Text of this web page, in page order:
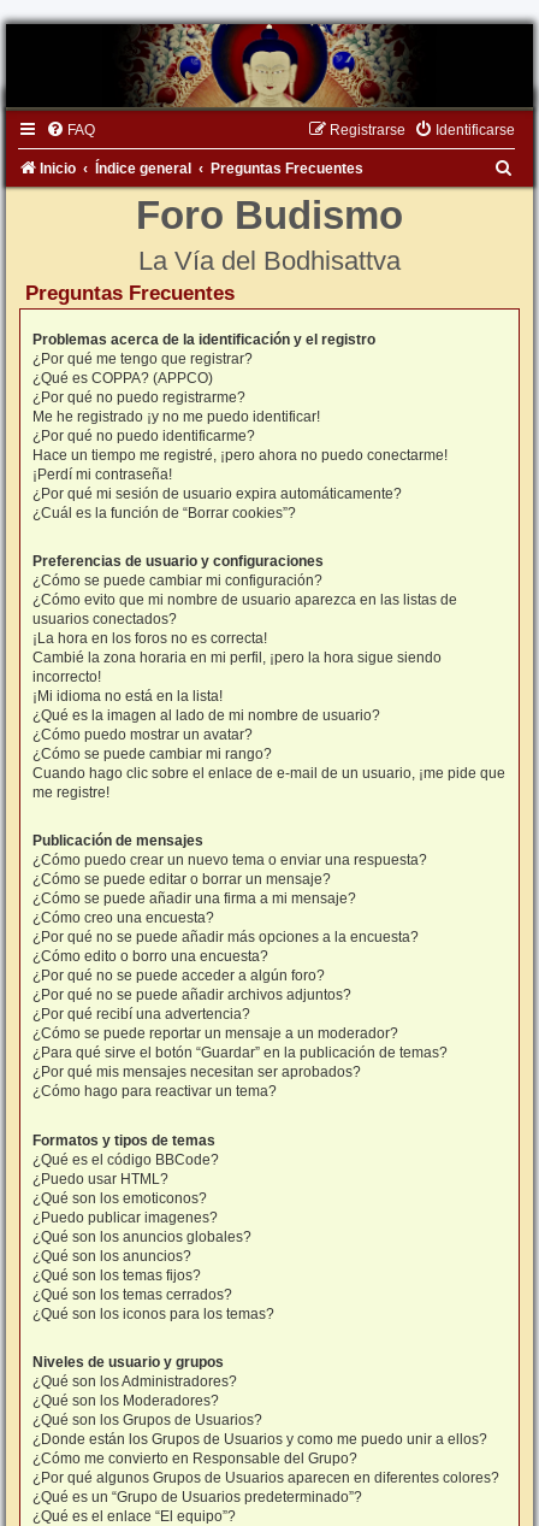
FAQ Identificarse
Registrarse
Inicio Índice general Preguntas Frecuentes
Foro Budismo
La Vía del Bodhisattva
Preguntas Frecuentes
Problemas acerca de la identificación y el registro
¿Por qué me tengo que registrar?
¿Qué es COPPA? (APPCO)
¿Por qué no puedo registrarme?
Me he registrado ¡y no me puedo identificar!
¿Por qué no puedo identificarme?
Hace un tiempo me registré, ¡pero ahora no puedo conectarme!
¡Perdí mi contraseña!
¿Por qué mi sesión de usuario expira automáticamente?
¿Cuál es la función de “Borrar cookies”?
Preferencias de usuario y configuraciones
¿Cómo se puede cambiar mi configuración?
¿Cómo evito que mi nombre de usuario aparezca en las listas de
usuarios conectados?
¡La hora en los foros no es correcta!
Cambié la zona horaria en mi perfil, ¡pero la hora sigue siendo
incorrecto!
¡Mi idioma no está en la lista!
¿Qué es la imagen al lado de mi nombre de usuario?
¿Cómo puedo mostrar un avatar?
¿Cómo se puede cambiar mi rango?
Cuando hago clic sobre el enlace de e-mail de un usuario, ¡me pide que
me registre!
Publicación de mensajes
¿Cómo puedo crear un nuevo tema o enviar una respuesta?
¿Cómo se puede editar o borrar un mensaje?
¿Cómo se puede añadir una firma a mi mensaje?
¿Cómo creo una encuesta?
¿Por qué no se puede añadir más opciones a la encuesta?
¿Cómo edito o borro una encuesta?
¿Por qué no se puede acceder a algún foro?
¿Por qué no se puede añadir archivos adjuntos?
¿Por qué recibí una advertencia?
¿Cómo se puede reportar un mensaje a un moderador?
¿Para qué sirve el botón “Guardar” en la publicación de temas?
¿Por qué mis mensajes necesitan ser aprobados?
¿Cómo hago para reactivar un tema?
Formatos y tipos de temas
¿Qué es el código BBCode?
¿Puedo usar HTML?
¿Qué son los emoticonos?
¿Puedo publicar imagenes?
¿Qué son los anuncios globales?
¿Qué son los anuncios?
¿Qué son los temas fijos?
¿Qué son los temas cerrados?
¿Qué son los iconos para los temas?
Niveles de usuario y grupos
¿Qué son los Administradores?
¿Qué son los Moderadores?
¿Qué son los Grupos de Usuarios?
¿Donde están los Grupos de Usuarios y como me puedo unir a ellos?
¿Cómo me convierto en Responsable del Grupo?
¿Por qué algunos Grupos de Usuarios aparecen en diferentes colores?
¿Qué es un “Grupo de Usuarios predeterminado”?
¿Qué es el enlace “El equipo”?